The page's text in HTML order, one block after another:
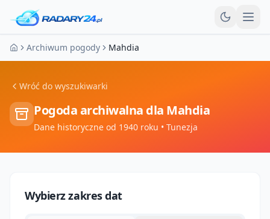
Strona główna
Archiwum pogody Mahdia
Wróć do wyszukiwarki
Pogoda archiwalna dla Mahdia
Dane historyczne od 1940 roku • Tunezja
Wybierz zakres dat